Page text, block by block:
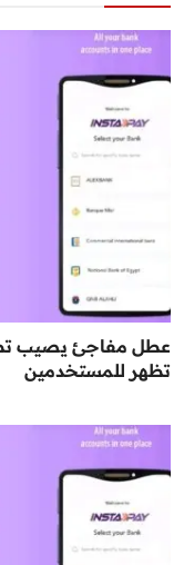
عطل مفاجئ يصيب
تظهر للمستخدمين